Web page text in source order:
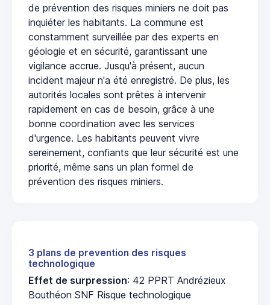
de prévention des risques miniers ne doit pas
inquiéter les habitants. La commune est
constamment surveillée par des experts en
géologie et en sécurité, garantissant une
vigilance accrue. Jusqu'à présent, aucun
incident majeur n'a été enregistré. De plus, les
autorités locales sont prêtes à intervenir
rapidement en cas de besoin, grâce à une
bonne coordination avec les services
d'urgence. Les habitants peuvent vivre
sereinement, confiants que leur sécurité est une
priorité, même sans un plan formel de
prévention des risques miniers.
3 plans de prevention des risques
technologique
Effet de surpression: 42 PPRT Andrézieux
Bouthéon SNF Risque technologique